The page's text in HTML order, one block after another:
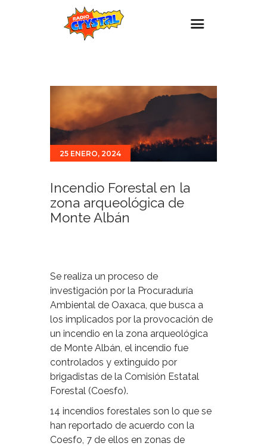
Estaciones
Eventos
Promociones
Noticias
Contacto
25 ENERO, 2024
Incendio Forestal en la
zona arqueológica de
Monte Albán
Se realiza un proceso de
investigación por la Procuraduría
Ambiental de Oaxaca, que busca a
los implicados por la provocación de
un incendio en la zona arqueológica
de Monte Albán, el incendio fue
controlados y extinguido por
brigadistas de la Comisión Estatal
Forestal (Coesfo).
14 incendios forestales son lo que se
han reportado de acuerdo con la
Coesfo, 7 de ellos en zonas de